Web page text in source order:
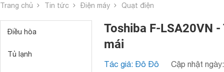
Trang chủ Tin tức Điện máy Quạt điện
Điều hòa
Tủ lạnh
Toshiba F-LSA20VN
mái
Tác giả: Đô Đô Cập nhật